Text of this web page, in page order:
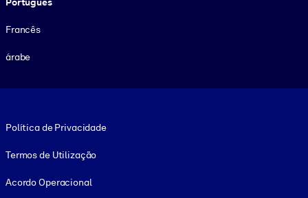
Francês
árabe
Política de Privacidade
Termos de Utilização
Acordo Operacional